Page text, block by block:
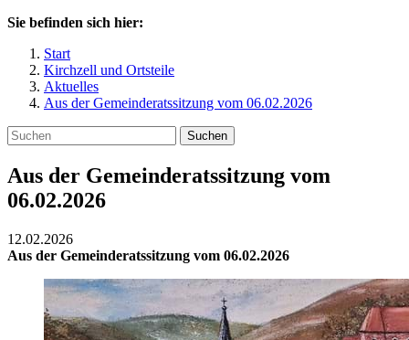
Sie befinden sich hier:
Start
Kirchzell und Ortsteile
Aktuelles
Aus der Gemeinderatssitzung vom 06.02.2026
Suchen
Aus der Gemeinderatssitzung vom
06.02.2026
12.02.2026
Aus der Gemeinderatssitzung vom 06.02.2026